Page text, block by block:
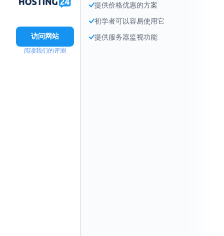
访问网站
阅读我们的评测
提供价格优惠的方案
初学者可以容易使用它
提供服务器监视功能